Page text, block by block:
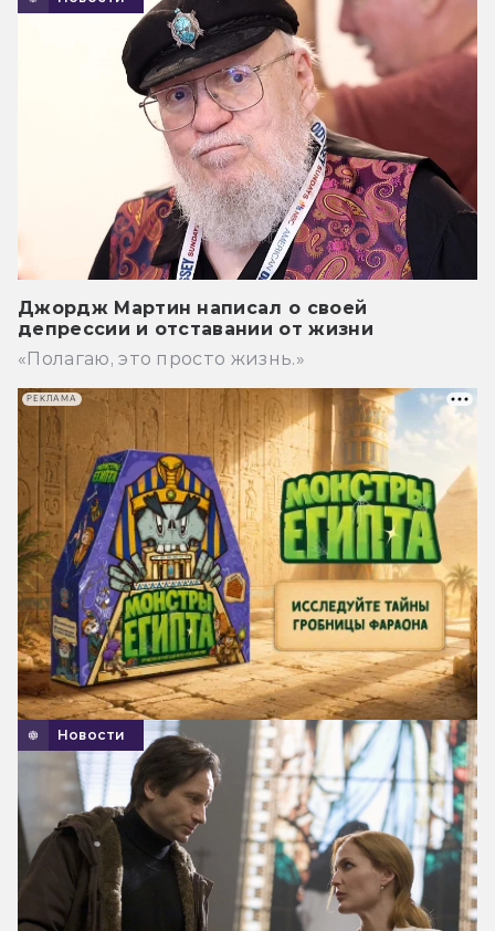
Джордж Мартин написал о своей
депрессии и отставании от жизни
«Полагаю, это просто жизнь.»
Новости
РЕКЛАМА